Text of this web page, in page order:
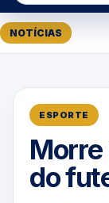
NOTÍCIAS
ESPORTE
do